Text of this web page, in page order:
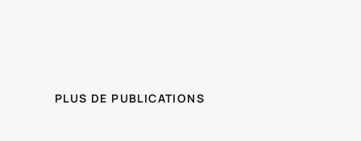
PLUS DE PUBLICATIONS